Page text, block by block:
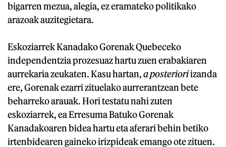
bigarren mezua, alegia, ez eramateko politikako
arazoak auzitegietara.
Eskoziarrek Kanadako Gorenak Quebeceko
independentzia prozesuaz hartu zuen erabakiaren
aurrekaria zeukaten. Kasu hartan,a posterioriizanda
ere, Gorenak ezarri zituelako aurrerantzean bete
beharreko arauak. Hori testatu nahi zuten
eskoziarrek, ea Erresuma Batuko Gorenak
Kanadakoaren bidea hartu eta aferari behin betiko
irtenbidearen gaineko irizpideak emango ote zituen.